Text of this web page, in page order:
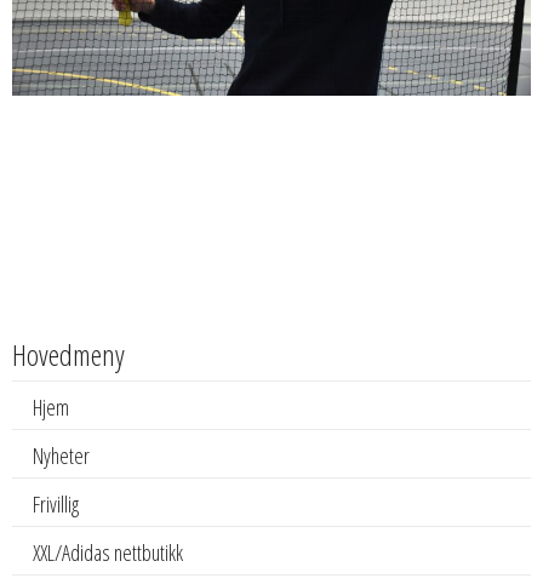
Hovedmeny
Hjem
Nyheter
Frivillig
XXL/Adidas nettbutikk